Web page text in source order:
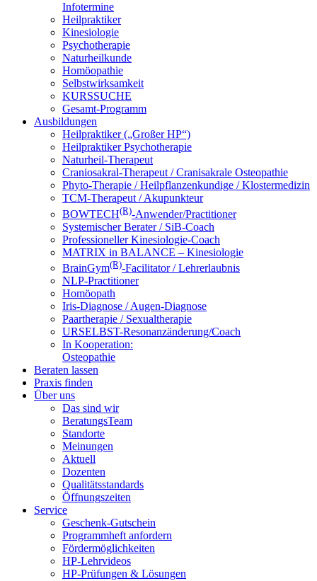
Infotermine
Heilpraktiker
Kinesiologie
Psychotherapie
Naturheilkunde
Homöopathie
Selbstwirksamkeit
KURSSUCHE
Gesamt-Programm
Ausbildungen
Heilpraktiker („Großer HP“)
Heilpraktiker Psychotherapie
Naturheil-Therapeut
Craniosakral-Therapeut / Cranisakrale Osteopathie
Phyto-Therapie / Heilpflanzenkundige / Klostermedizin
TCM-Therapeut / Akupunkteur
BOWTECH(R)-Anwender/Practitioner
Systemischer Berater / SiB-Coach
Professioneller Kinesiologie-Coach
MATRIX in BALANCE – Kinesiologie
BrainGym(R)-Facilitator / Lehrerlaubnis
NLP-Practitioner
Homöopath
Iris-Diagnose / Augen-Diagnose
Paartherapie / Sexualtherapie
URSELBST-Resonanzänderung/Coach
In Kooperation:
Osteopathie
Beraten lassen
Praxis finden
Über uns
Das sind wir
BeratungsTeam
Standorte
Meinungen
Aktuell
Dozenten
Qualitätsstandards
Öffnungszeiten
Service
Geschenk-Gutschein
Programmheft anfordern
Fördermöglichkeiten
HP-Lehrvideos
HP-Prüfungen & Lösungen